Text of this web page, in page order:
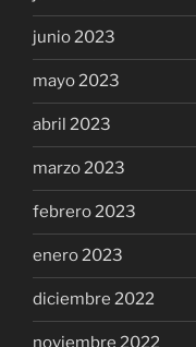
junio 2023
mayo 2023
abril 2023
marzo 2023
febrero 2023
enero 2023
diciembre 2022
noviembre 2022